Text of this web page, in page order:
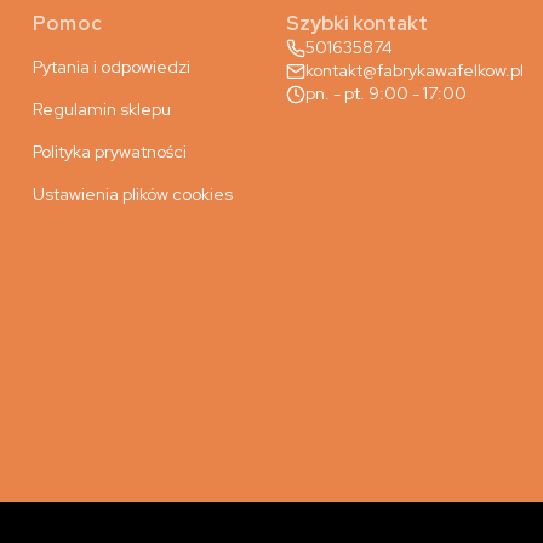
Pomoc
Pytania i odpowiedzi
Regulamin sklepu
Polityka prywatności
Ustawienia plików cookies
Szybki kontakt
501635874
kontakt@fabrykawafelkow.pl
pn. - pt. 9:00 - 17:00